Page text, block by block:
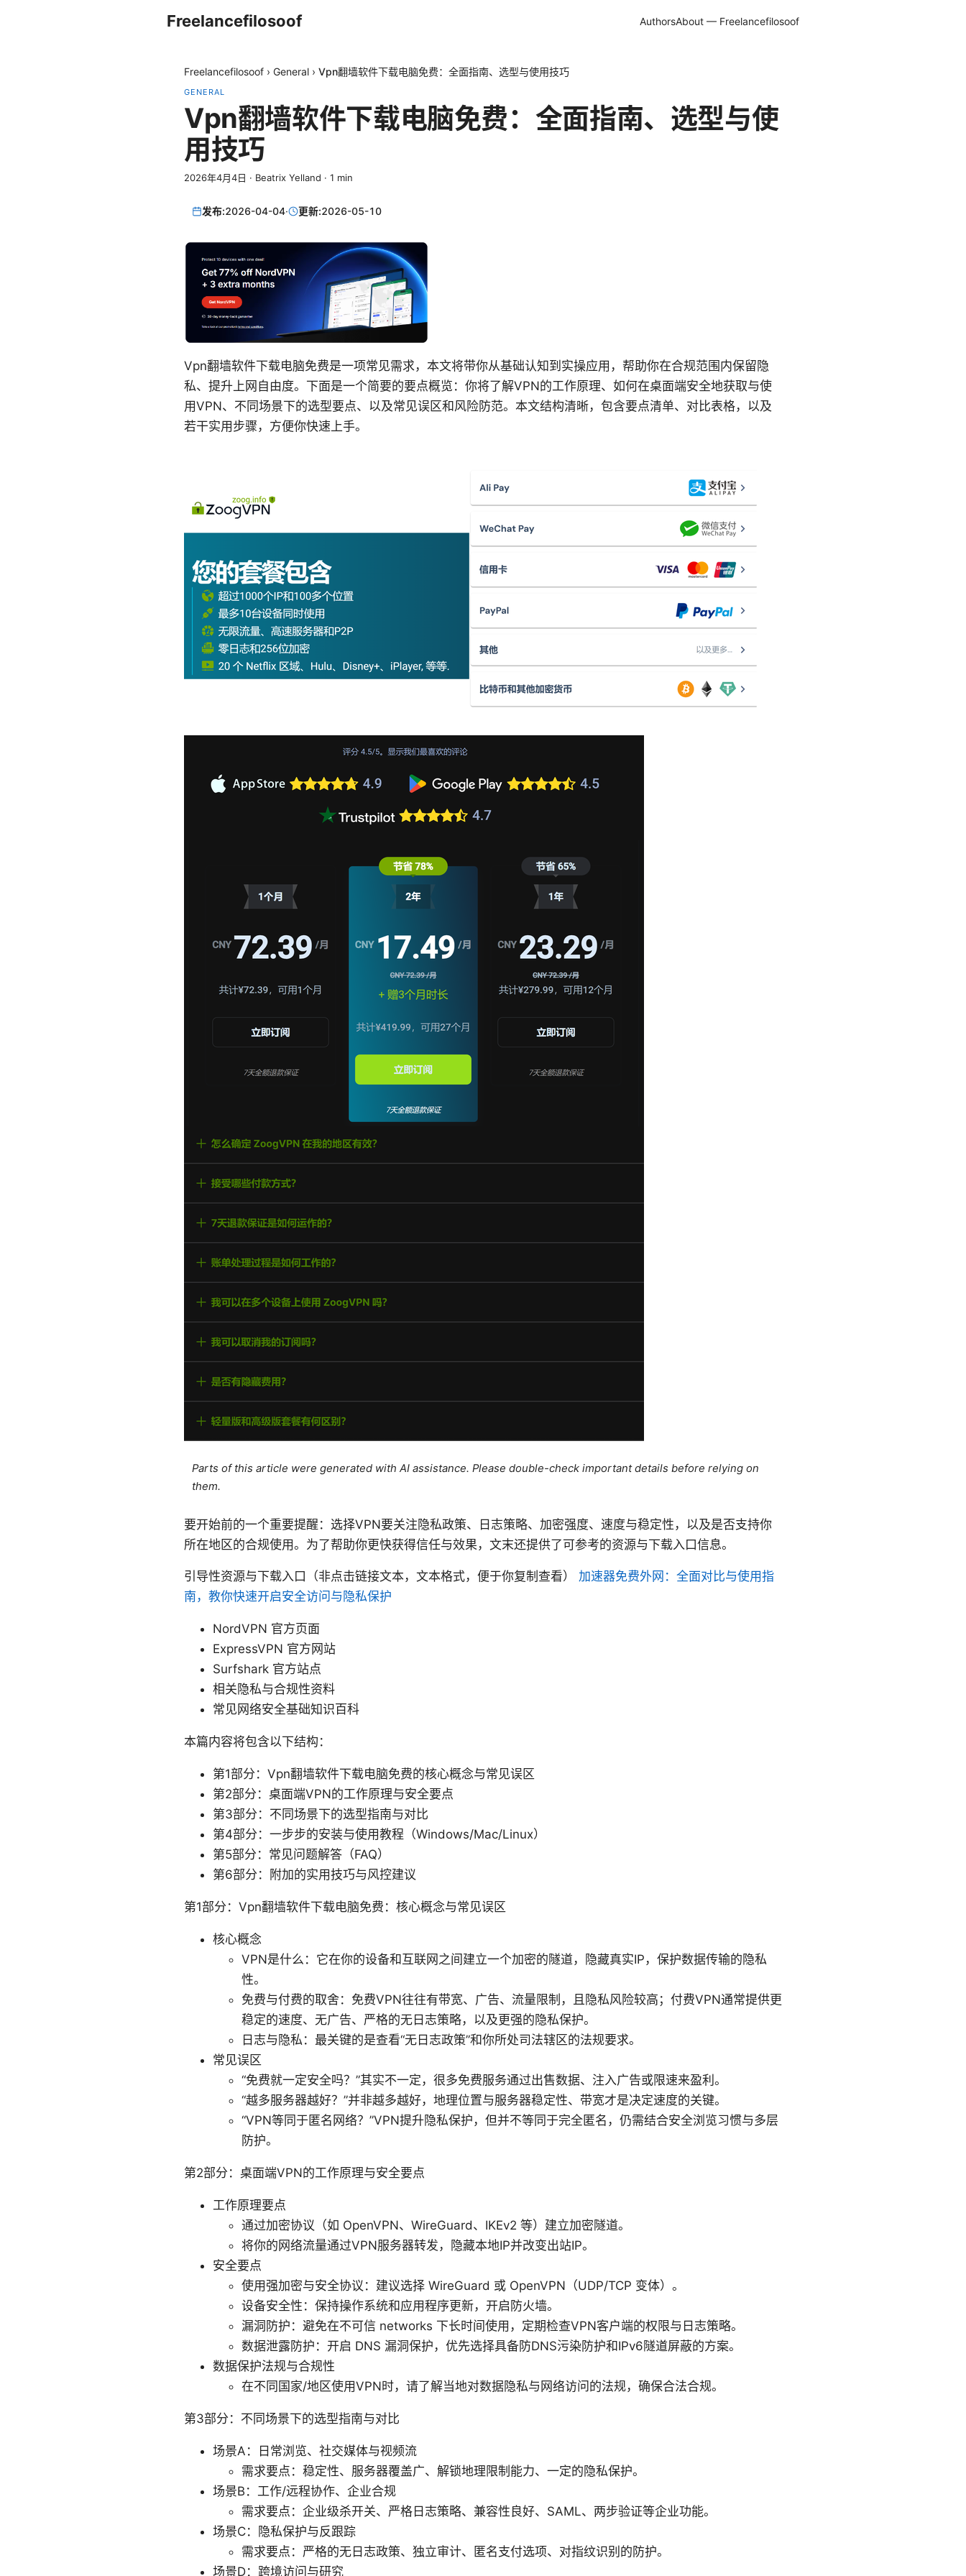
Freelancefilosoof AuthorsAbout — Freelancefilosoof
Freelancefilosoof › General › Vpn翻墙软件下载电脑免费：全面指南、选型与使用技巧
GENERAL
Vpn翻墙软件下载电脑免费：全面指南、选型与使
用技巧
2026年4月4日 · Beatrix Yelland · 1 min
发布:2026-04-04· 更新:2026-05-10
Vpn翻墙软件下载电脑免费是一项常见需求，本文将带你从基础认知到实操应用，帮助你在合规范围内保留隐
私、提升上网自由度。下面是一个简要的要点概览：你将了解VPN的工作原理、如何在桌面端安全地获取与使
用VPN、不同场景下的选型要点、以及常见误区和风险防范。本文结构清晰，包含要点清单、对比表格，以及
若干实用步骤，方便你快速上手。
Parts of this article were generated with AI assistance. Please double-check important details before relying on
them.
要开始前的一个重要提醒：选择VPN要关注隐私政策、日志策略、加密强度、速度与稳定性，以及是否支持你
所在地区的合规使用。为了帮助你更快获得信任与效果，文末还提供了可参考的资源与下载入口信息。
引导性资源与下载入口（非点击链接文本，文本格式，便于你复制查看） 加速器免费外网：全面对比与使用指
南，教你快速开启安全访问与隐私保护
NordVPN 官方页面
ExpressVPN 官方网站
Surfshark 官方站点
相关隐私与合规性资料
常见网络安全基础知识百科
本篇内容将包含以下结构：
第1部分：Vpn翻墙软件下载电脑免费的核心概念与常见误区
第2部分：桌面端VPN的工作原理与安全要点
第3部分：不同场景下的选型指南与对比
第4部分：一步步的安装与使用教程（Windows/Mac/Linux）
第5部分：常见问题解答（FAQ）
第6部分：附加的实用技巧与风控建议
第1部分：Vpn翻墙软件下载电脑免费：核心概念与常见误区
核心概念
VPN是什么：它在你的设备和互联网之间建立一个加密的隧道，隐藏真实IP，保护数据传输的隐私
性。
免费与付费的取舍：免费VPN往往有带宽、广告、流量限制，且隐私风险较高；付费VPN通常提供更
稳定的速度、无广告、严格的无日志策略，以及更强的隐私保护。
日志与隐私：最关键的是查看“无日志政策”和你所处司法辖区的法规要求。
常见误区
“免费就一定安全吗？”其实不一定，很多免费服务通过出售数据、注入广告或限速来盈利。
“越多服务器越好？”并非越多越好，地理位置与服务器稳定性、带宽才是决定速度的关键。
“VPN等同于匿名网络？”VPN提升隐私保护，但并不等同于完全匿名，仍需结合安全浏览习惯与多层
防护。
第2部分：桌面端VPN的工作原理与安全要点
工作原理要点
通过加密协议（如 OpenVPN、WireGuard、IKEv2 等）建立加密隧道。
将你的网络流量通过VPN服务器转发，隐藏本地IP并改变出站IP。
安全要点
使用强加密与安全协议：建议选择 WireGuard 或 OpenVPN（UDP/TCP 变体）。
设备安全性：保持操作系统和应用程序更新，开启防火墙。
漏洞防护：避免在不可信 networks 下长时间使用，定期检查VPN客户端的权限与日志策略。
数据泄露防护：开启 DNS 漏洞保护，优先选择具备防DNS污染防护和IPv6隧道屏蔽的方案。
数据保护法规与合规性
在不同国家/地区使用VPN时，请了解当地对数据隐私与网络访问的法规，确保合法合规。
第3部分：不同场景下的选型指南与对比
场景A：日常浏览、社交媒体与视频流
需求要点：稳定性、服务器覆盖广、解锁地理限制能力、一定的隐私保护。
场景B：工作/远程协作、企业合规
需求要点：企业级杀开关、严格日志策略、兼容性良好、SAML、两步验证等企业功能。
场景C：隐私保护与反跟踪
需求要点：严格的无日志政策、独立审计、匿名支付选项、对指纹识别的防护。
场景D：跨境访问与研究